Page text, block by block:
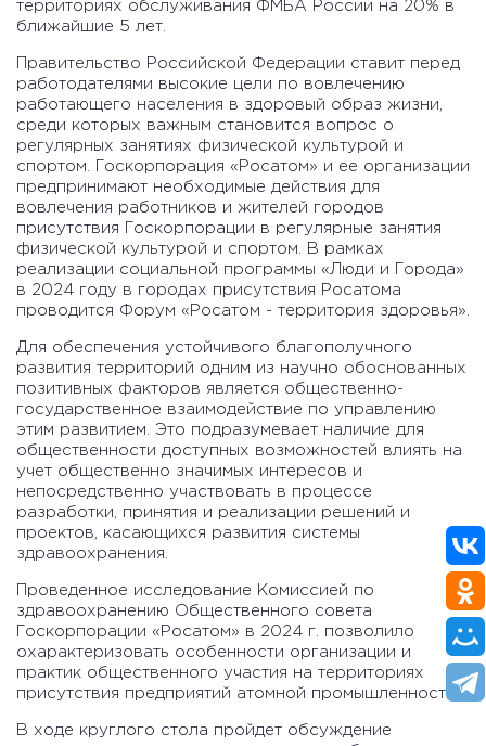
территориях обслуживания ФМБА России на 20% в
ближайшие 5 лет.
Правительство Российской Федерации ставит перед
работодателями высокие цели по вовлечению
работающего населения в здоровый образ жизни,
среди которых важным становится вопрос о
регулярных занятиях физической культурой и
спортом. Госкорпорация «Росатом» и ее организации
предпринимают необходимые действия для
вовлечения работников и жителей городов
присутствия Госкорпорации в регулярные занятия
физической культурой и спортом. В рамках
реализации социальной программы «Люди и Города»
в 2024 году в городах присутствия Росатома
проводится Форум «Росатом - территория здоровья».
Для обеспечения устойчивого благополучного
развития территорий одним из научно обоснованных
позитивных факторов является общественно-
государственное взаимодействие по управлению
этим развитием. Это подразумевает наличие для
общественности доступных возможностей влиять на
учет общественно значимых интересов и
непосредственно участвовать в процессе
разработки, принятия и реализации решений и
проектов, касающихся развития системы
здравоохранения.
Проведенное исследование Комиссией по
здравоохранению Общественного совета
Госкорпорации «Росатом» в 2024 г. позволило
охарактеризовать особенности организации и
практик общественного участия на территориях
присутствия предприятий атомной промышленности.
В ходе круглого стола пройдет обсуждение